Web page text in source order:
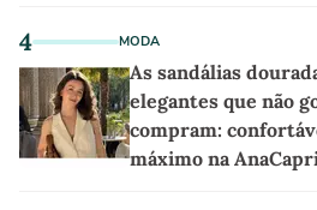
4 MODA
As sandálias
elegantes que não
compram:
máximo na